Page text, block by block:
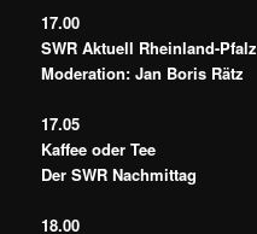
17.00
SWR Aktuell Rheinland-Pfalz
Moderation: Jan Boris Rätz
17.05
Kaffee oder Tee
Der SWR Nachmittag
18.00